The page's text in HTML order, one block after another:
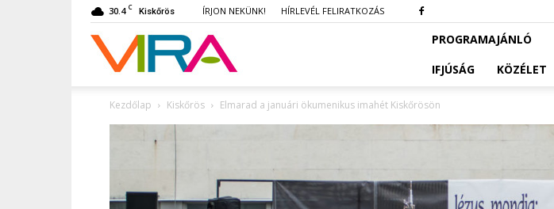
30.4 C Kiskőrös ÍRJON NEKÜNK! HÍRLEVÉL FELIRATKOZÁS
VIRA PROGRAMAJÁNLÓ
IFJÚSÁG
KÖZÉLET
Kezdőlap Kiskőrös Elmarad a januári ökumenikus imahét Kiskőrösön